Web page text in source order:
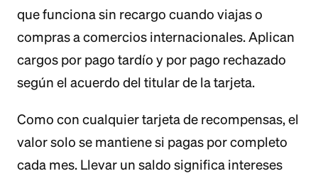
que funciona sin recargo cuando viajas o
compras a comercios internacionales. Aplican
cargos por pago tardío y por pago rechazado
según el acuerdo del titular de la tarjeta.
Como con cualquier tarjeta de recompensas, el
valor solo se mantiene si pagas por completo
cada mes. Llevar un saldo significa intereses